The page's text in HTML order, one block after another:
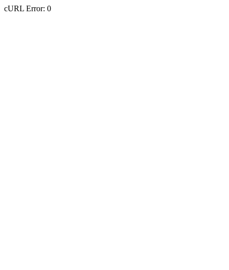
cURL Error: 0